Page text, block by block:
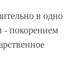
в одно
- покорением